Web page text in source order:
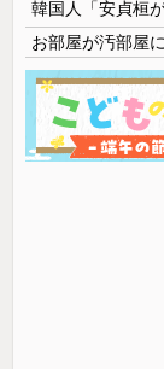
お部屋が汚部屋